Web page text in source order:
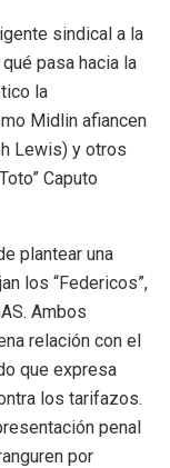
sindical a la
pasa hacia la
la
Midlin afiancen
Lewis) y otros
Caputo
plantear una
los “Federicos”,
Ambos
relación con el
que expresa
los tarifazos.
penal
por